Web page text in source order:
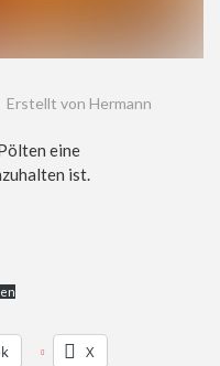
Erstellt von Hermann
eine
ist.
X